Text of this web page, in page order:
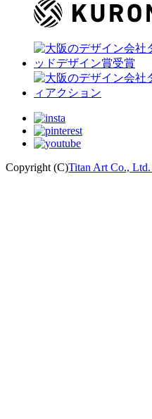
Copyright (C)Titan Art Co.,